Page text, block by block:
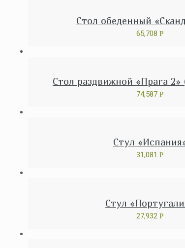
Стол обеденный
65,708Р
Стол раздвижной «Прага
74,587Р
Стул
31,081Р
Стул
27,932Р